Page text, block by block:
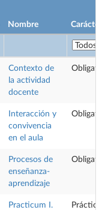
Nombre Carácter
Contexto de
la actividad
docente
Interacción y
convivencia
en el aula
Procesos de
enseñanza-
aprendizaje
Practicum I.